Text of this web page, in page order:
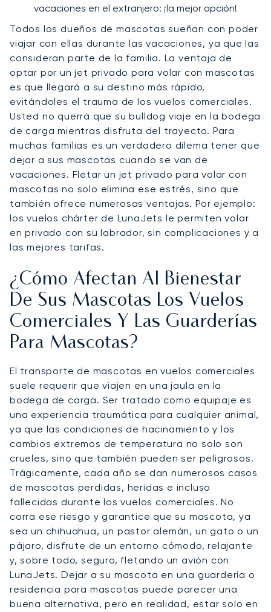
vacaciones en el extranjero: ¡la mejor opción!
Todos los dueños de mascotas sueñan con poder
viajar con ellas durante las vacaciones, ya que las
consideran parte de la familia. La ventaja de
optar por un jet privado para volar con mascotas
es que llegará a su destino más rápido,
evitándoles el trauma de los vuelos comerciales.
Usted no querrá que su bulldog viaje en la bodega
de carga mientras disfruta del trayecto. Para
muchas familias es un verdadero dilema tener que
dejar a sus mascotas cuando se van de
vacaciones. Fletar un jet privado para volar con
mascotas no solo elimina ese estrés, sino que
también ofrece numerosas ventajas. Por ejemplo:
los vuelos chárter de LunaJets le permiten volar
en privado con su labrador, sin complicaciones y a
las mejores tarifas.
¿Cómo Afectan Al Bienestar
De Sus Mascotas Los Vuelos
Comerciales Y Las Guarderías
Para Mascotas?
El transporte de mascotas en vuelos comerciales
suele requerir que viajen en una jaula en la
bodega de carga. Ser tratado como equipaje es
una experiencia traumática para cualquier animal,
ya que las condiciones de hacinamiento y los
cambios extremos de temperatura no solo son
crueles, sino que también pueden ser peligrosos.
Trágicamente, cada año se dan numerosos casos
de mascotas perdidas, heridas e incluso
fallecidas durante los vuelos comerciales. No
corra ese riesgo y garantice que su mascota, ya
sea un chihuahua, un pastor alemán, un gato o un
pájaro, disfrute de un entorno cómodo, relajante
y, sobre todo, seguro, fletando un avión con
LunaJets. Dejar a su mascota en una guardería o
residencia para mascotas puede parecer una
buena alternativa, pero en realidad, estar solo en